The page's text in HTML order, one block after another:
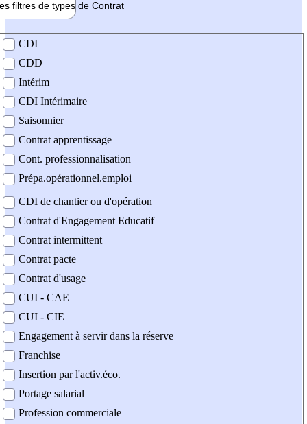
filtres de types de Contrat
contrat
CDI
CDD
Intérim
CDI Intérimaire
Saisonnier
Contrat apprentissage
Cont. professionnalisation
Prépa.opérationnel.emploi
CDI de chantier ou d'opération
Contrat d'Engagement Educatif
Contrat intermittent
Contrat pacte
Contrat d'usage
CUI - CAE
CUI - CIE
Engagement à servir dans la réserve
Franchise
Insertion par l'activ.éco.
Portage salarial
Profession commerciale